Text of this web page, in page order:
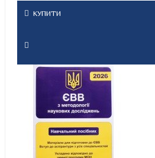
КУПИТИ